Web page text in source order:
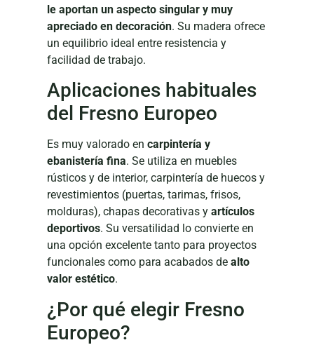
le aportan un aspecto singular y muy
apreciado en decoración. Su madera ofrece
un equilibrio ideal entre resistencia y
facilidad de trabajo.
Aplicaciones habituales
del Fresno Europeo
Es muy valorado en carpintería y
ebanistería fina. Se utiliza en muebles
rústicos y de interior, carpintería de huecos y
revestimientos (puertas, tarimas, frisos,
molduras), chapas decorativas y artículos
deportivos. Su versatilidad lo convierte en
una opción excelente tanto para proyectos
funcionales como para acabados de alto
valor estético.
¿Por qué elegir Fresno
Europeo?